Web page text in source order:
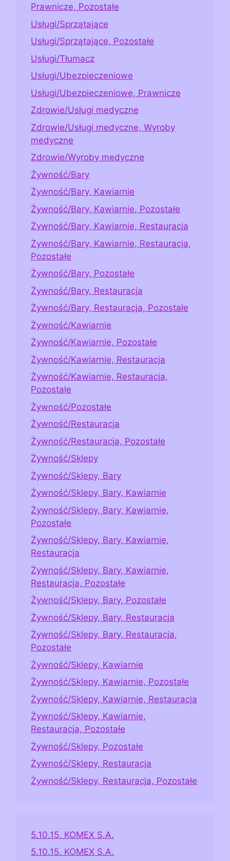
Prawnicze, Pozostałe
Usługi/Sprzątające
Usługi/Sprzątające, Pozostałe
Usługi/Tłumacz
Usługi/Ubezpieczeniowe
Usługi/Ubezpieczeniowe, Prawnicze
Zdrowie/Usługi medyczne
Zdrowie/Usługi medyczne, Wyroby
medyczne
Zdrowie/Wyroby medyczne
Żywność/Bary
Żywność/Bary, Kawiarnie
Żywność/Bary, Kawiarnie, Pozostałe
Żywność/Bary, Kawiarnie, Restauracja
Żywność/Bary, Kawiarnie, Restauracja,
Pozostałe
Żywność/Bary, Pozostałe
Żywność/Bary, Restauracja
Żywność/Bary, Restauracja, Pozostałe
Żywność/Kawiarnie
Żywność/Kawiarnie, Pozostałe
Żywność/Kawiarnie, Restauracja
Żywność/Kawiarnie, Restauracja,
Pozostałe
Żywność/Pozostałe
Żywność/Restauracja
Żywność/Restauracja, Pozostałe
Żywność/Sklepy
Żywność/Sklepy, Bary
Żywność/Sklepy, Bary, Kawiarnie
Żywność/Sklepy, Bary, Kawiarnie,
Pozostałe
Żywność/Sklepy, Bary, Kawiarnie,
Restauracja
Żywność/Sklepy, Bary, Kawiarnie,
Restauracja, Pozostałe
Żywność/Sklepy, Bary, Pozostałe
Żywność/Sklepy, Bary, Restauracja
Żywność/Sklepy, Bary, Restauracja,
Pozostałe
Żywność/Sklepy, Kawiarnie
Żywność/Sklepy, Kawiarnie, Pozostałe
Żywność/Sklepy, Kawiarnie, Restauracja
Żywność/Sklepy, Kawiarnie,
Restauracja, Pozostałe
Żywność/Sklepy, Pozostałe
Żywność/Sklepy, Restauracja
Żywność/Sklepy, Restauracja, Pozostałe
5.10.15. KOMEX S.A.
5.10.15. KOMEX S.A.